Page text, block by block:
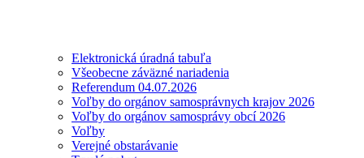
Elektronická úradná tabuľa
Všeobecne záväzné nariadenia
Referendum 04.07.2026
Voľby do orgánov samosprávnych krajov 2026
Voľby do orgánov samosprávy obcí 2026
Voľby
Verejné obstarávanie